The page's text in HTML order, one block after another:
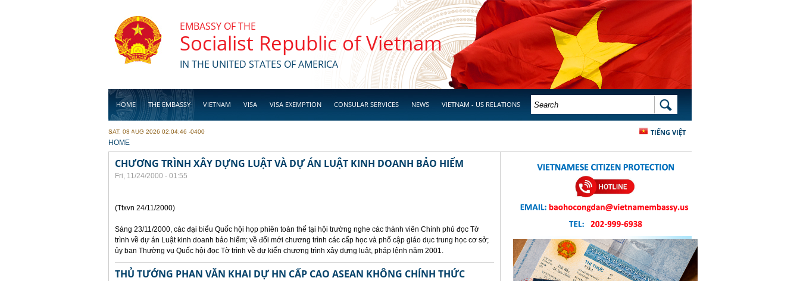
EMBASSY OF THE
Socialist Republic of Vietnam
IN THE UNITED STATES OF AMERICA
HOME THE EMBASSY VIETNAM VISA VISA EXEMPTION CONSULAR SERVICES NEWS VIETNAM - US RELATIONS
BUSINESS
SEARCH FORM SEARCH
TIẾNG VIỆT
SAT, 08 AUG 2026 02:04:46 -0400
YOU ARE HERE
HOME
CHƯƠNG TRÌNH XÂY DỰNG LUẬT VÀ DỰ ÁN LUẬT KINH DOANH BẢO HIỂM
Fri, 11/24/2000 - 01:55
(Ttxvn 24/11/2000)
Sáng 23/11/2000, các đại biểu Quốc hội họp phiên toàn thể tại hội trường nghe các thành viên Chính phủ đọc Tờ
trình về dự án Luật kinh doanh bảo hiểm; về đổi mới chương trình các cấp học và phổ cập giáo dục trung học cơ sở;
ủy ban Thường vụ Quốc hội đọc Tờ trình về dự kiến chương trình xây dựng luật, pháp lệnh năm 2001.
THỦ TƯỚNG PHAN VĂN KHAI DỰ HN CẤP CAO ASEAN KHÔNG CHÍNH THỨC